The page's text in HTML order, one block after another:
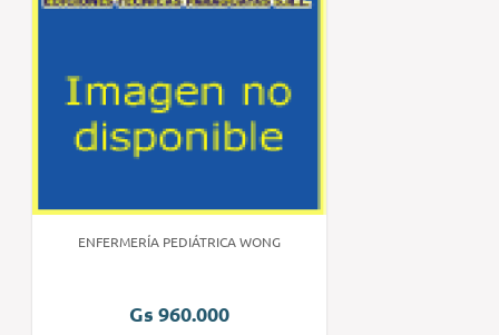
ENFERMERÍA PEDIÁTRICA WONG
Gs 960.000